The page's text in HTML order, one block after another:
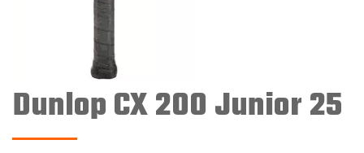
Dunlop CX 200 Junior 25